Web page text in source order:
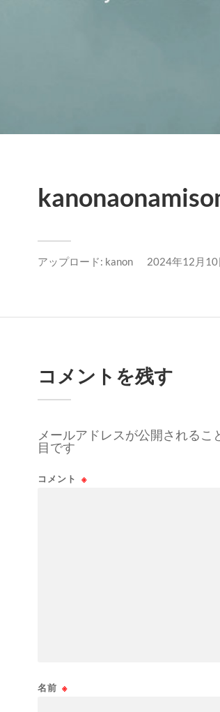
アップロード: kanon 2024年12月10
コメントを残す
メールアドレスが公開されるこ
目です
コメント ※
名前 ※